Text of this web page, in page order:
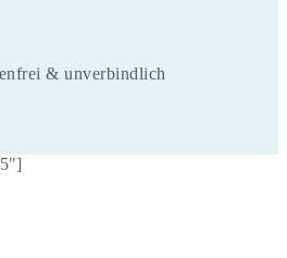
& unverbindlich